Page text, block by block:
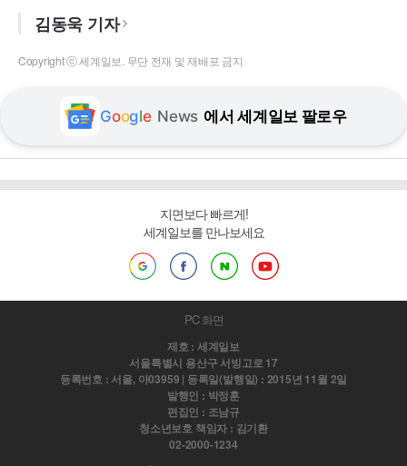
김동욱 기자
Copyright ⓒ 세계일보. 무단 전재 및 재배포 금지
Google News 에서 세계일보 팔로우
지면보다 빠르게!
세계일보를 만나보세요
PC 화면
제호 : 세계일보
서울특별시 용산구 서빙고로 17
등록번호 : 서울, 아03959 | 등록일(발행일) : 2015년 11월 2일
발행인 : 박정훈
편집인 : 조남규
청소년보호 책임자 : 김기환
02-2000-1234